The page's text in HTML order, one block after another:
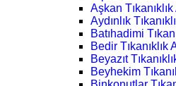
Aşkan
Aydınlık
Batıhadimi
Bedir Tıkanıklık
Beyazıt
Beyhekim